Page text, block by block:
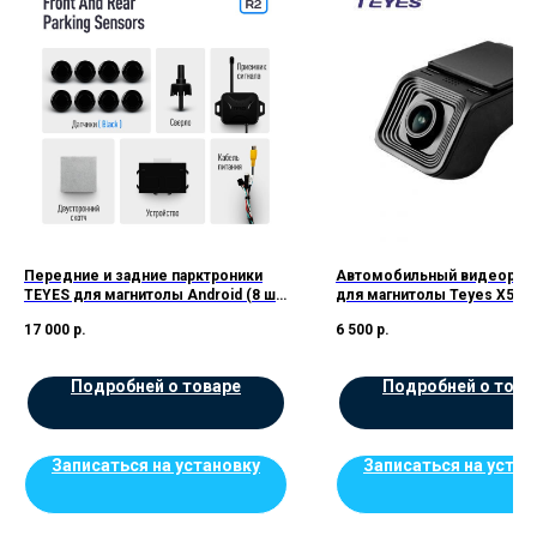
Передние и задние парктроники
TEYES для магнитолы Android (8 шт)
17 000 р.
Подробней о товаре
Записаться на установку
Автомобильный
для магнитолы Teyes X5
6 500 р.
Подробней о
Записаться на